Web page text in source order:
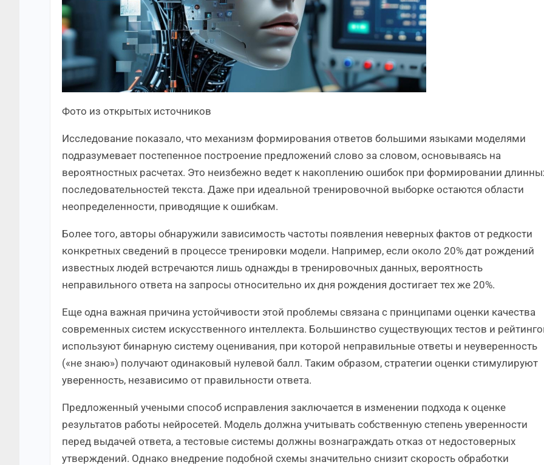
Фото из открытых источников
Исследование показало, что механизм формирования ответов большими языками моделями
подразумевает постепенное построение предложений слово за словом, основываясь на
вероятностных расчетах. Это неизбежно ведет к накоплению ошибок при формировании
последовательностей текста. Даже при идеальной тренировочной выборке остаются области
неопределенности, приводящие к ошибкам.
Более того, авторы обнаружили зависимость частоты появления неверных фактов от редкости
конкретных сведений в процессе тренировки модели. Например, если около 20% дат рождений
известных людей встречаются лишь однажды в тренировочных данных, вероятность
неправильного ответа на запросы относительно их дня рождения достигает тех же 20%.
Еще одна важная причина устойчивости этой проблемы связана с принципами оценки качества
современных систем искусственного интеллекта. Большинство существующих тестов и
используют бинарную систему оценивания, при которой неправильные ответы и неуверенность
(«не знаю») получают одинаковый нулевой балл. Таким образом, стратегии оценки стимулируют
уверенность, независимо от правильности ответа.
Предложенный учеными способ исправления заключается в изменении подхода к оценке
результатов работы нейросетей. Модель должна учитывать собственную степень уверенности
перед выдачей ответа, а тестовые системы должны вознаграждать отказ от недостоверных
утверждений. Однако внедрение подобной схемы значительно снизит скорость обработки